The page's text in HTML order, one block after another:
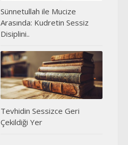
Sünnetullah ile Mucize
Arasında: Kudretin Sessiz
Disiplini..
Tevhidin Sessizce Geri
Çekildiği Yer